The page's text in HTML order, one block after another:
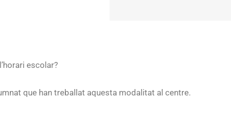
escolar?
que han treballat aquesta modalitat al centre.